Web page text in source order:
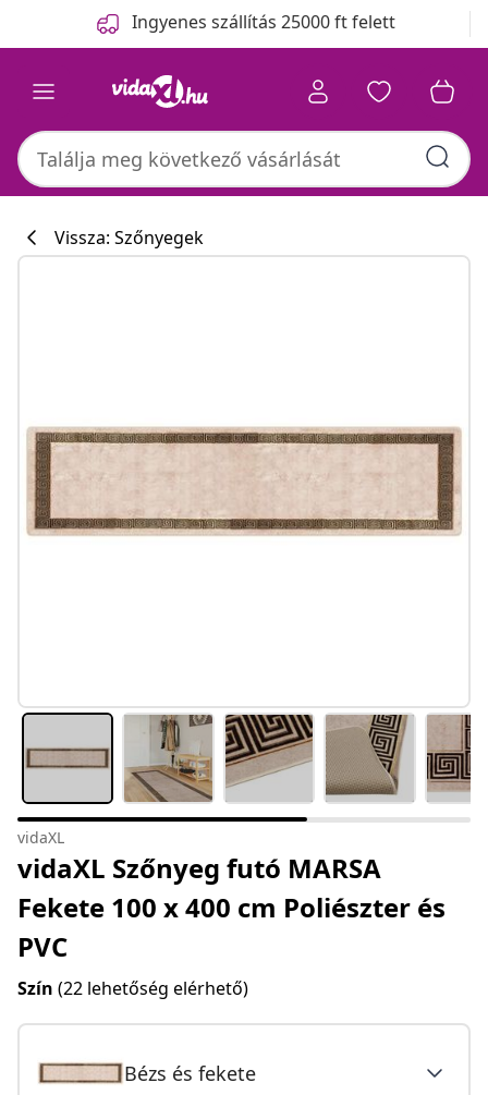
Ingyenes szállítás 25000 ft felett
Vissza: Szőnyegek
vidaXL
vidaXL Szőnyeg futó MARSA
Fekete 100 x 400 cm Poliészter és
PVC
Szín (22 lehetőség elérhető)
Bézs és fekete